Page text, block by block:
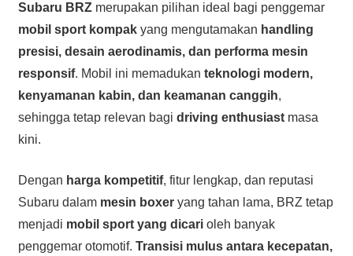
Subaru BRZmerupakan pilihan ideal bagi penggemar
mobil sport kompakyang mengutamakan handling
presisi, desain aerodinamis, dan performa mesin
responsif. Mobil ini memadukan teknologi modern,
kenyamanan kabin, dan keamanan canggih,
sehingga tetap relevan bagi driving enthusiastmasa
kini.
Dengan harga kompetitif, fitur lengkap, dan reputasi
Subaru dalam mesin boxeryang tahan lama, BRZ tetap
menjadi mobil sport yang dicarioleh banyak
penggemar otomotif. Transisi mulus antara kecepatan,